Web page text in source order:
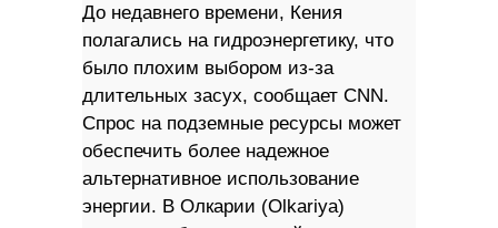
До недавнего времени, Кения
полагались на гидроэнергетику, что
было плохим выбором из-за
длительных засух, сообщает CNN.
Спрос на подземные ресурсы может
обеспечить более надежное
альтернативное использование
энергии. В Олкарии (Olkariya)